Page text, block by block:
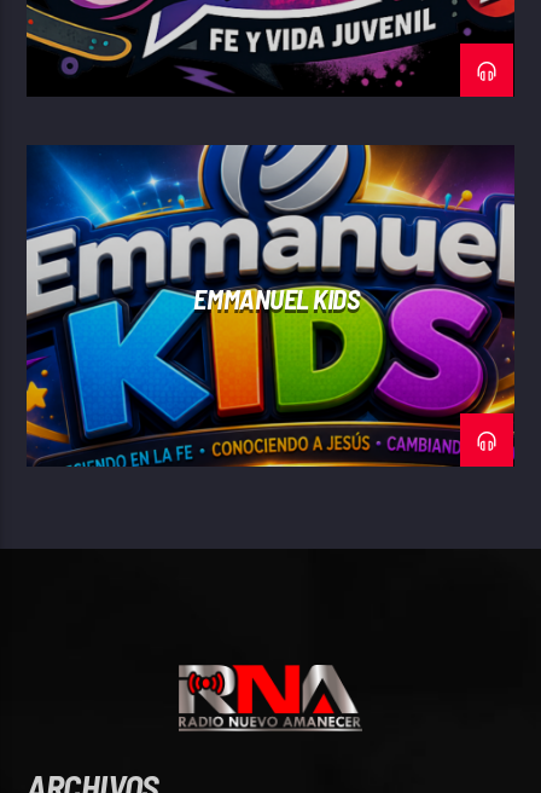
Le invitamos a acompañarnos enVisión Para
Vivir
, donde la verdad de la Palabra de Dios se
Porque cuando vemos la vida desde la
perspectiva de Dios, encontramos la verdadera
visión para vivir.
EMMANUEL KIDS